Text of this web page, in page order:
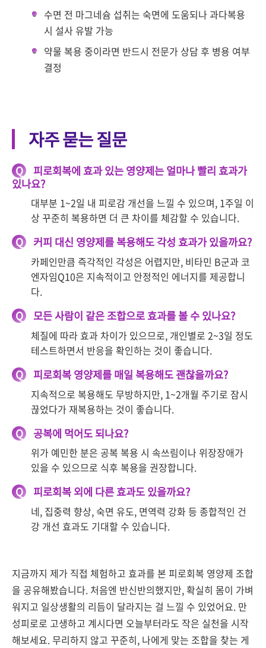
수면 전 마그네슘 섭취는 숙면에 도움되나 과다복용
시 설사 유발 가능
약물 복용 중이라면 반드시 전문가 상담 후 병용 여부
결정
자주 묻는 질문
Q
피로회복에 효과 있는 영양제는 얼마나 빨리 효과가
있나요?
대부분 1~2일 내 피로감 개선을 느낄 수 있으며, 1주일 이
상 꾸준히 복용하면 더 큰 차이를 체감할 수 있습니다.
Q 커피 대신 영양제를 복용해도 각성 효과가 있을까요?
카페인만큼 즉각적인 각성은 어렵지만, 비타민 B군과 코
엔자임Q10은 지속적이고 안정적인 에너지를 제공합니
다.
Q 모든 사람이 같은 조합으로 효과를 볼 수 있나요?
체질에 따라 효과 차이가 있으므로, 개인별로 2~3일 정도
테스트하면서 반응을 확인하는 것이 좋습니다.
Q 피로회복 영양제를 매일 복용해도 괜찮을까요?
지속적으로 복용해도 무방하지만, 1~2개월 주기로 잠시
끊었다가 재복용하는 것이 좋습니다.
Q 공복에 먹어도 되나요?
위가 예민한 분은 공복 복용 시 속쓰림이나 위장장애가
있을 수 있으므로 식후 복용을 권장합니다.
Q 피로회복 외에 다른 효과도 있을까요?
네, 집중력 향상, 숙면 유도, 면역력 강화 등 종합적인 건
강 개선 효과도 기대할 수 있습니다.
지금까지 제가 직접 체험하고 효과를 본 피로회복 영양제 조합
을 공유해봤습니다. 처음엔 반신반의했지만, 확실히 몸이 가벼
워지고 일상생활의 리듬이 달라지는 걸 느낄 수 있었어요. 만
성피로로 고생하고 계시다면 오늘부터라도 작은 실천을 시작
해보세요. 무리하지 않고 꾸준히, 나에게 맞는 조합을 찾는 게